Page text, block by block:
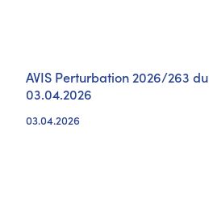
AVIS Perturbation 2026/263 du
03.04.2026
03.04.2026